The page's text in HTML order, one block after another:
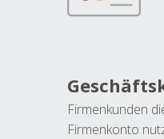
Firmenkunden
Firmenkonto